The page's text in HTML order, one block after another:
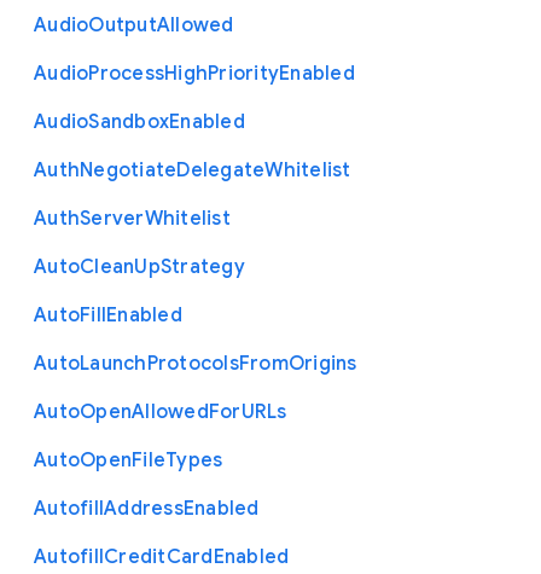
AudioOutputAllowed
AudioProcessHighPriorityEnabled
AudioSandboxEnabled
AuthNegotiateDelegateWhitelist
AuthServerWhitelist
AutoCleanUpStrategy
AutoFillEnabled
AutoLaunchProtocolsFromOrigins
AutoOpenAllowedForURLs
AutoOpenFileTypes
AutofillAddressEnabled
AutofillCreditCardEnabled